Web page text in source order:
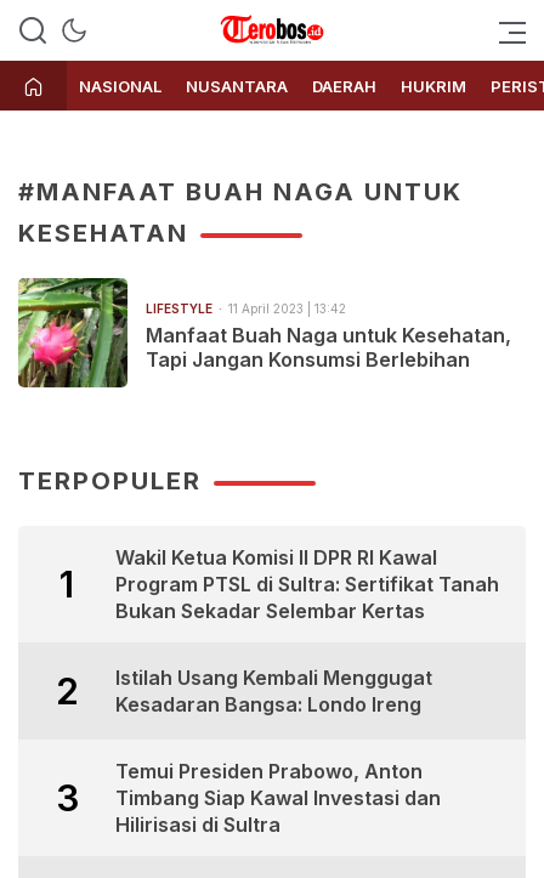
Terobos.id – Kabar terkini dari
Indonesia
Media siber yang menyajikan
berita terbaru dan kabar terkini
dari Indonesia untuk dunia
NASIONAL NUSANTARA DAERAH HUKRIM
#MANFAAT BUAH NAGA UNTUK
KESEHATAN
LIFESTYLE 11 April 2023 | 13:42
Manfaat Buah Naga untuk Kesehatan,
Tapi Jangan Konsumsi Berlebihan
TERPOPULER
1
Wakil Ketua Komisi II DPR RI Kawal
Program PTSL di Sultra: Sertifikat Tanah
Bukan Sekadar Selembar Kertas
2
Istilah Usang Kembali Menggugat
Kesadaran Bangsa: Londo Ireng
3
Temui Presiden Prabowo, Anton
Timbang Siap Kawal Investasi dan
Hilirisasi di Sultra